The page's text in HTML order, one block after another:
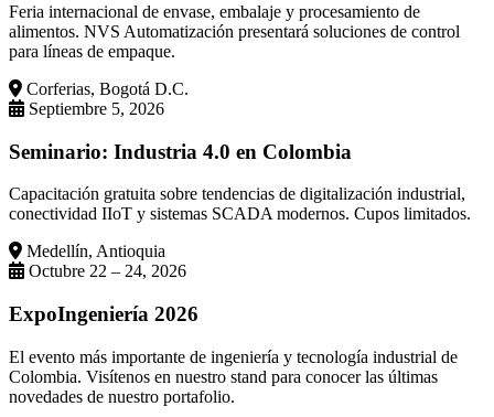
Feria internacional de envase, embalaje y procesamiento de
alimentos. NVS Automatización presentará soluciones de control
para líneas de empaque.
Corferias, Bogotá D.C.
Septiembre 5, 2026
Seminario: Industria 4.0 en Colombia
Capacitación gratuita sobre tendencias de digitalización industrial,
conectividad IIoT y sistemas SCADA modernos. Cupos limitados.
Medellín, Antioquia
Octubre 22 – 24, 2026
ExpoIngeniería 2026
El evento más importante de ingeniería y tecnología industrial de
Colombia. Visítenos en nuestro stand para conocer las últimas
novedades de nuestro portafolio.